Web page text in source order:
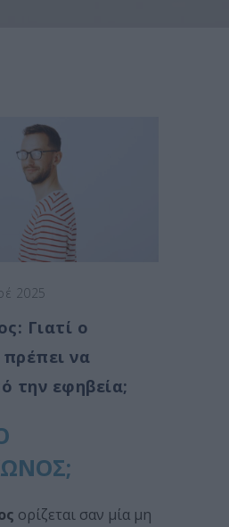
2025
Γιατί ο
να
την εφηβεία;
ορίζεται σαν μία μη